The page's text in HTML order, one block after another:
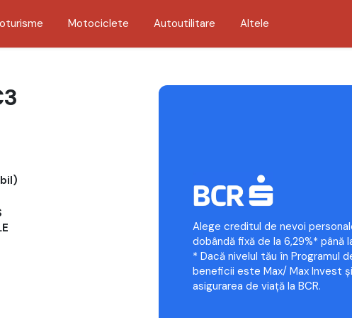
Motociclete Autoutilitare Altele
Alege creditul de nevoi
dobândă fixă de la 6,29%* până
* Dacă nivelul tău în Programul
beneficii este Max/ Max Invest
asigurarea de viață la BCR.